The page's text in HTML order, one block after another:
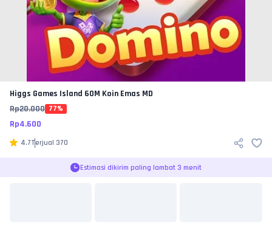
Higgs Games Island 60M Koin Emas MD
Rp20.000 77%
Rp4.600
4.7Terjual 370
Estimasi dikirim paling lambat 3 menit